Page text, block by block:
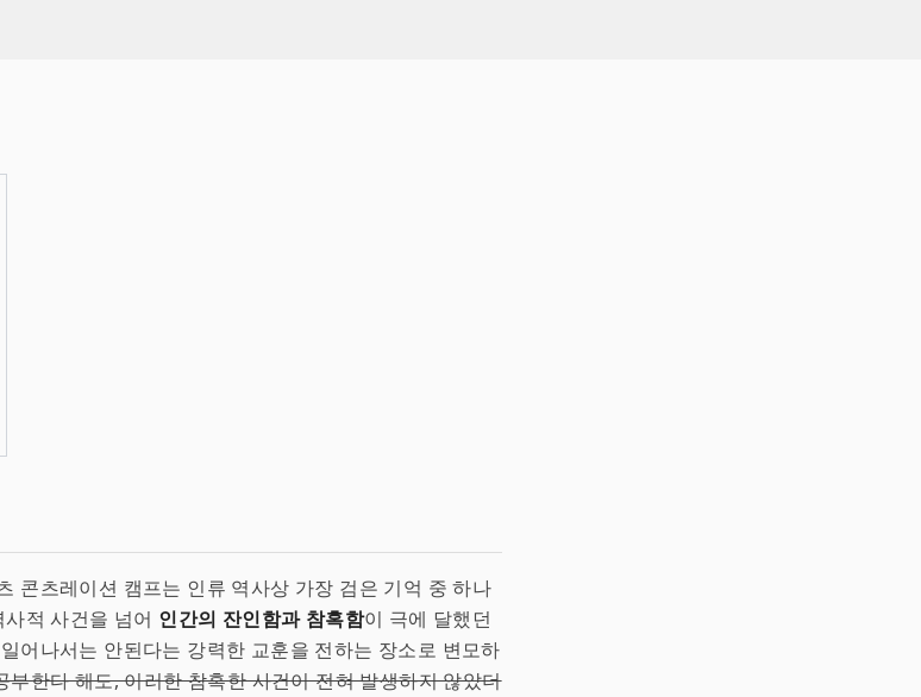
콘츠레이션 캠프는 인류 역사상 가장 검은 기억 중 하나
적 사건을 넘어 인간의 잔인함과 참혹함이 극에 달했던
어나서는 안된다는 강력한 교훈을 전하는 장소로 변모하
부한다 해도, 이러한 참혹한 사건이 전혀 발생하지 않았더